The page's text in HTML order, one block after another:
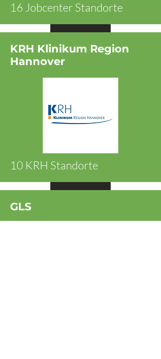
16 Jobcenter Standorte
Ansehen
KRH Klinikum Region
Hannover
10 KRH Standorte
Ansehen
GLS